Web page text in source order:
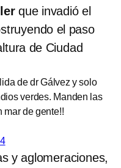
que invadió el
el paso
de Ciudad
de dr Gálvez y solo
verdes. Manden las
mar de gente!!
y aglomeraciones,